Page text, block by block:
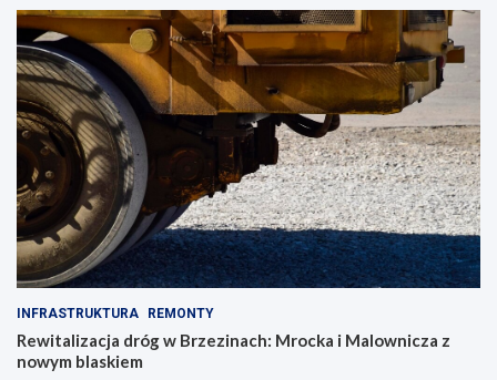
INFRASTRUKTURA REMONTY
Rewitalizacja dróg w Brzezinach: Mrocka i Malownicza z
nowym blaskiem